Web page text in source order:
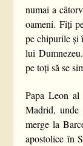
numai a
oameni. Fiți
pe chipurile și
lui
pe toți să se
Papa Leon
Madrid,
merge la
apostolice în